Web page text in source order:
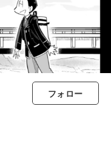
フォロー